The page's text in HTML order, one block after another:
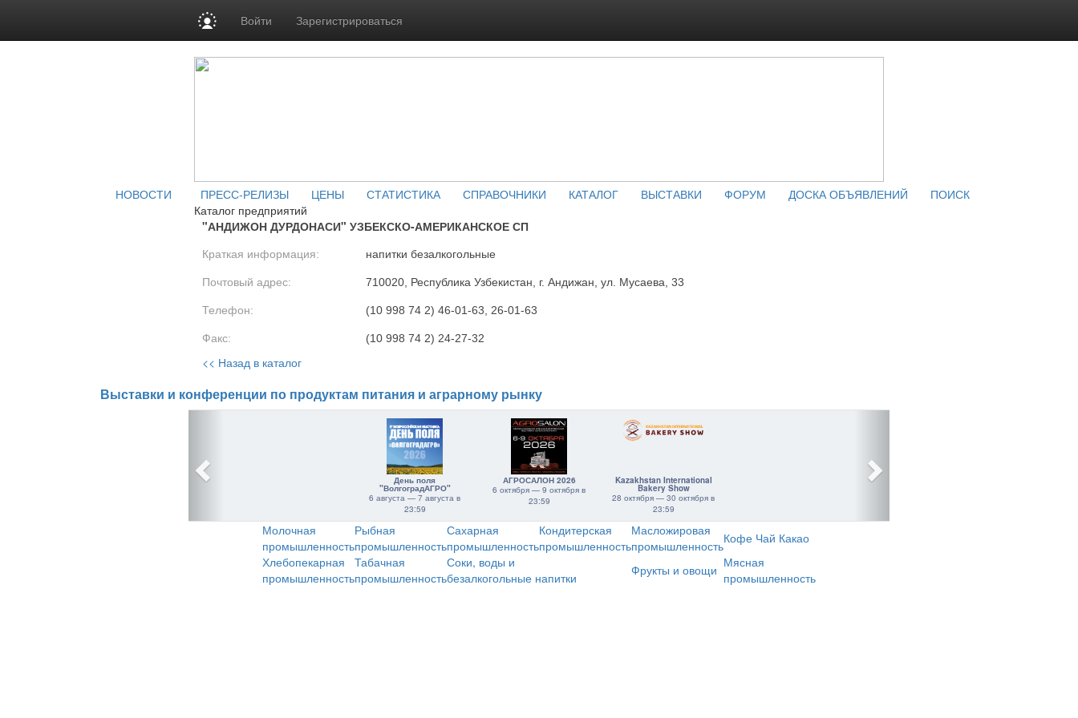
Войти Зарегистрироваться
НОВОСТИ ПРЕСС-РЕЛИЗЫ ЦЕНЫ СТАТИСТИКА СПРАВОЧНИКИ КАТАЛОГ ВЫСТАВКИ ФОРУМ ДОСКА ОБЪЯВЛЕНИЙ
ПОИСК
Каталог предприятий
"АНДИЖОН ДУРДОНАСИ" УЗБЕКСКО-АМЕРИКАНСКОЕ СП
Краткая информация: напитки безалкогольные
Почтовый адрес: 710020, Республика Узбекистан, г. Андижан, ул. Мусаева, 33
Телефон: (10 998 74 2) 46-01-63, 26-01-63
Факс: (10 998 74 2) 24-27-32
<< Назад в каталог
Выставки и конференции по продуктам питания и аграрному рынку
День поля
"ВолгоградАГРО"
6 августа — 7 августа в
23:59
АГРОСАЛОН 2026
6 октября — 9 октября в
23:59
Kazakhstan International
Bakery Show
28 октября — 30 октября в
23:59
Молочная
промышленность
Рыбная
промышленность
Сахарная
промышленность
Кондитерская
промышленность
Масложировая
промышленностьКофе Чай Какао
Хлебопекарная
промышленность
Табачная
промышленность
Соки, воды и
безалкогольные напитки
Фрукты и овощи Мясная
промышленность